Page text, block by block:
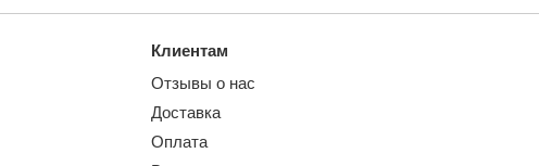
Клиентам
Отзывы о нас
Доставка
Оплата